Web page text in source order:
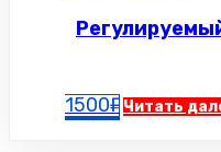
1500₽ Читать